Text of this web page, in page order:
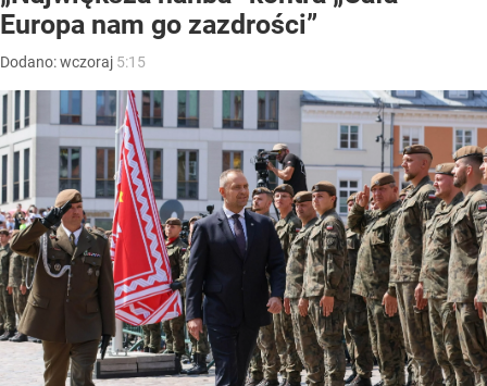
Europa nam go zazdrości”
Dodano:wczoraj 5:15